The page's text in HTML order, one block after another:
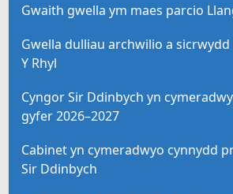
Gwaith gwella ym maes parcio
Gwella dulliau archwilio a
Y Rhyl
Cyngor Sir Ddinbych yn
gyfer 2026–2027
Cabinet yn cymeradwyo cynnydd
Sir Ddinbych